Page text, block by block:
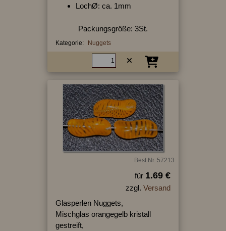
LochØ: ca. 1mm
Packungsgröße: 3St.
Kategorie: Nuggets
Best.Nr.:57213
für 1.69 €
zzgl. Versand
Glasperlen Nuggets,
Mischglas orangegelb kristall
gestreift,